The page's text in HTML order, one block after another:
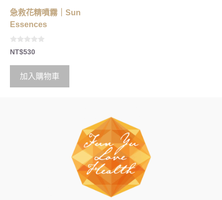
急救花精噴霧｜Sun
Essences
0
o
5
NT$530
加入購物車